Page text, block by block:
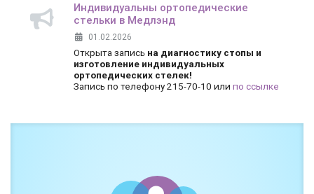
Индивидуальны ортопедические
стельки в Медлэнд
01.02.2026
Открыта запись на диагностику стопы и
изготовление индивидуальных
ортопедических стелек!
Запись по телефону 215-70-10 или по ссылке